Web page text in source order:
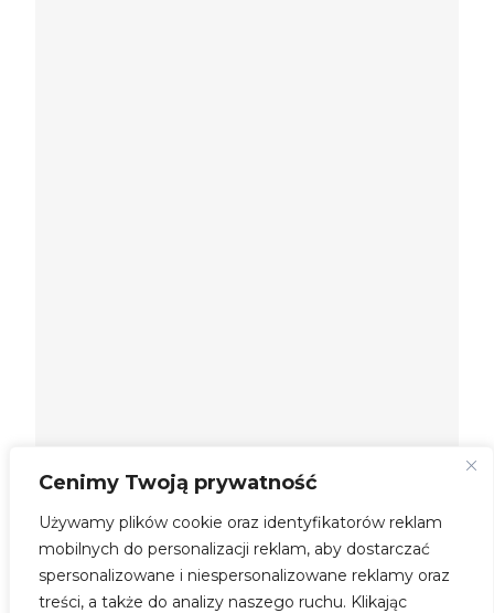
Cenimy Twoją prywatność
Używamy plików cookie oraz identyfikatorów reklam
mobilnych do personalizacji reklam, aby dostarczać
spersonalizowane i niespersonalizowane reklamy oraz
treści, a także do analizy naszego ruchu. Klikając